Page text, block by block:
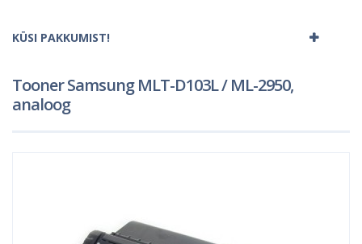
KÜSI PAKKUMIST!
Tooner Samsung MLT-D103L / ML-2950,
analoog